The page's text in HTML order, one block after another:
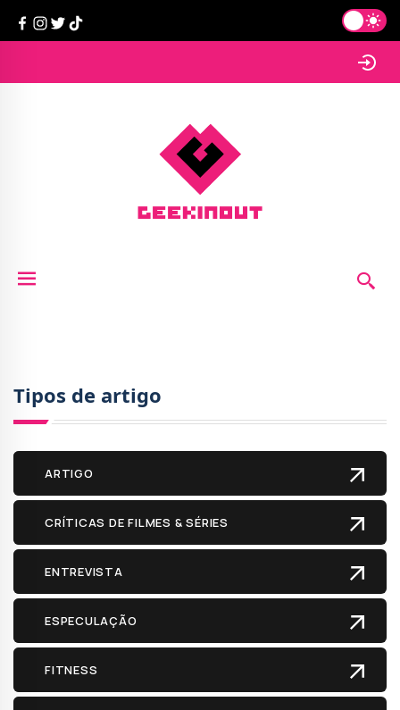
Tipos de artigo
ARTIGO
CRÍTICAS DE FILMES & SÉRIES
ENTREVISTA
ESPECULAÇÃO
FITNESS